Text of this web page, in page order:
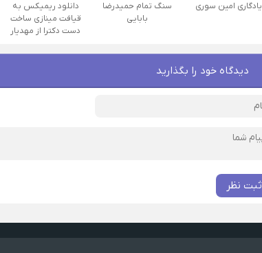
یادگاری امین سوری
سنگ تمام حمیدرضا
بابایی
دانلود ریمیکس به
قیافت مینازی ساخت
دست دکترا از مهدیار
دیدگاه خود را بگذارید
ثبت نظر